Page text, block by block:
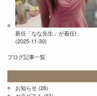
新任「なな先生」が着任!
(2025-11-30)
ブログ記事一覧
お知らせ (26)